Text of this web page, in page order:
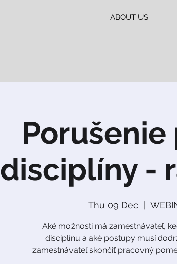
ABOUT US
disciplíny -
Thu 09 Dec
Aké možnosti má zamestnávateľ,
disciplínu a aké postupy musí
zamestnávateľ skončiť pracovný